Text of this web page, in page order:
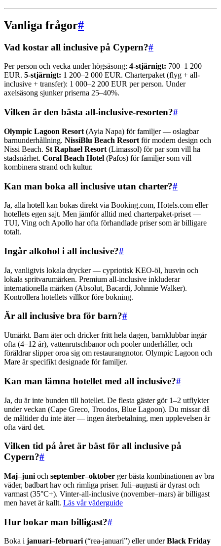
Vanliga frågor#
Vad kostar all inclusive på Cypern?#
Per person och vecka under högsäsong: 4-stjärnigt: 700–1 200
EUR. 5-stjärnigt: 1 200–2 000 EUR. Charterpaket (flyg + all-
inclusive + transfer): 1 000–2 200 EUR per person. Under
axelsäsong sjunker priserna 25–40%.
Vilken är den bästa all-inclusive-resorten?#
Olympic Lagoon Resort (Ayia Napa) för familjer — oslagbar
barnunderhållning. NissiBlu Beach Resort för modern design och
Nissi Beach. St Raphael Resort (Limassol) för par som vill ha
stadsnärhet. Coral Beach Hotel (Pafos) för familjer som vill
kombinera strand och kultur.
Kan man boka all inclusive utan charter?#
Ja, alla hotell kan bokas direkt via Booking.com, Hotels.com eller
hotellets egen sajt. Men jämför alltid med charterpaket-priset —
TUI, Ving och Apollo har ofta förhandlade priser som är billigare
totalt.
Ingår alkohol i all inclusive?#
Ja, vanligtvis lokala drycker — cypriotisk KEO-öl, husvin och
lokala spritvarumärken. Premium all-inclusive inkluderar
internationella märken (Absolut, Bacardi, Johnnie Walker).
Kontrollera hotellets villkor före bokning.
Är all inclusive bra för barn?#
Utmärkt. Barn äter och dricker fritt hela dagen, barnklubbar ingår
ofta (4–12 år), vattenrutschbanor och pooler underhåller, och
föräldrar slipper oroa sig om restaurangnotor. Olympic Lagoon och
Mare är specifikt designade för familjer.
Kan man lämna hotellet med all inclusive?#
Ja, du är inte bunden till hotellet. De flesta gäster gör 1–2 utflykter
under veckan (Cape Greco, Troodos, Blue Lagoon). Du missar då
de måltider du inte äter — ingen återbetalning, men upplevelsen är
ofta värd det.
Vilken tid på året är bäst för all inclusive på
Cypern?#
Maj–juni och september–oktober ger bästa kombinationen av bra
väder, badbart hav och rimliga priser. Juli–augusti är dyrast och
varmast (35°C+). Vinter-all-inclusive (november–mars) är billigast
men havet är kallt. Läs vår väderguide
Hur bokar man billigast?#
Boka i januari–februari(“rea-januari”) eller underBlack Friday